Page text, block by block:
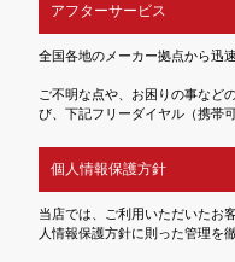
アフターサービス
全国各地のメーカー拠点から迅
ご不明な点や、お困りの事など
び、下記フリーダイヤル（携帯
個人情報保護方針
当店では、ご利用いただいたお
人情報保護方針に則った管理を